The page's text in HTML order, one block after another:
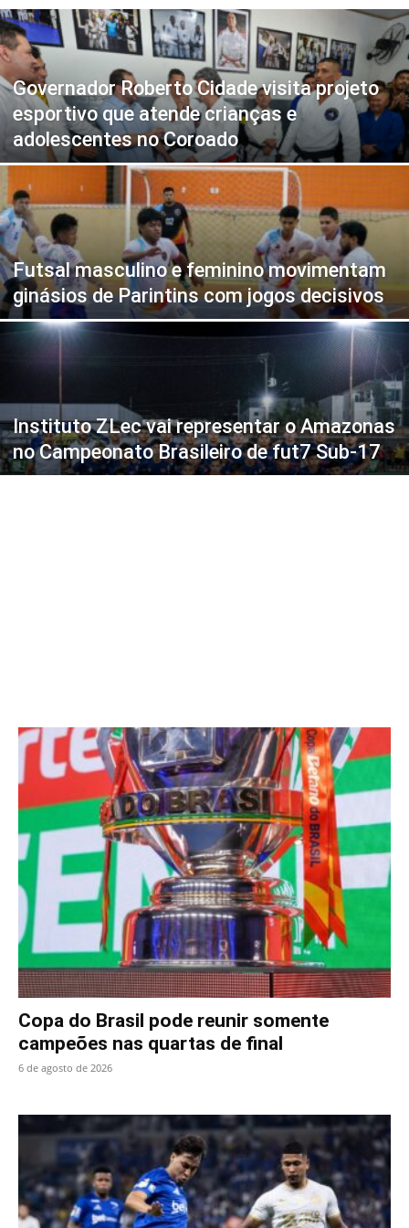
Governador Roberto Cidade visita projeto
esportivo que atende crianças e
adolescentes no Coroado
Futsal masculino e feminino movimentam
ginásios de Parintins com jogos decisivos
Instituto ZLec vai representar o Amazonas
no Campeonato Brasileiro de fut7 Sub-17
Copa do Brasil pode reunir somente
campeões nas quartas de final
6 de agosto de 2026